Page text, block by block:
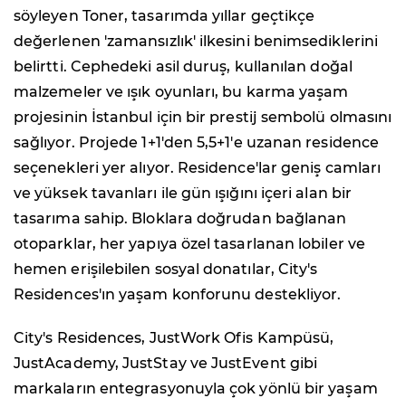
söyleyen Toner, tasarımda yıllar geçtikçe
değerlenen 'zamansızlık' ilkesini benimsediklerini
belirtti. Cephedeki asil duruş, kullanılan doğal
malzemeler ve ışık oyunları, bu karma yaşam
projesinin İstanbul için bir prestij sembolü olmasını
sağlıyor. Projede 1+1'den 5,5+1'e uzanan residence
seçenekleri yer alıyor. Residence'lar geniş camları
ve yüksek tavanları ile gün ışığını içeri alan bir
tasarıma sahip. Bloklara doğrudan bağlanan
otoparklar, her yapıya özel tasarlanan lobiler ve
hemen erişilebilen sosyal donatılar, City's
Residences'ın yaşam konforunu destekliyor.
City's Residences, JustWork Ofis Kampüsü,
JustAcademy, JustStay ve JustEvent gibi
markaların entegrasyonuyla çok yönlü bir yaşam